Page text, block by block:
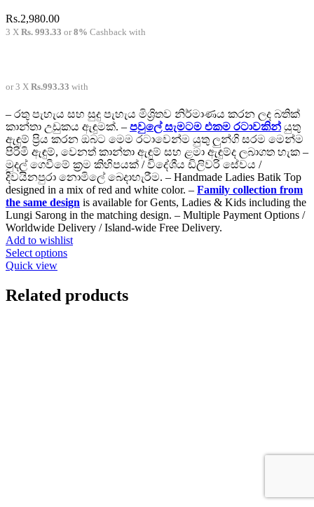
Rs.2,980.00
3 X Rs. 993.33 or8% Cashback with
or 3 X Rs.993.33 with
– රතු පැහැය සහ සුදු පැහැය මිශ්‍රිතව නිර්මාණය කරන ලද බතික්
කාන්තා උඩුකය ඇඳුමක්. – පවුලේ සැමටම එකම රටාවකින් යුතු
ඇඳුම් ප්‍රිය කරන ඔබට මෙම රටාවෙන්ම යුතු ලුන්ගි සරම මෙන්ම
පිරිමි ඇඳුම්, වෙනත් කාන්තා ඇඳුම් සහ ළමා ඇඳුම්ද ලබාගත හැක –
මුදල් ගෙවීමේ ක්‍රම කිහිපයක් / විදේශීය ඩිලිවරි සේවය /
දිවයිනපුරා නොමිලේ බෙදාහැරීම. – Handmade Ladies Batik Top
designed in a mix of red and white color. – Family collection from
the same design is available for Gents, Ladies & Kids including the
Lungi Sarong in the matching design. – Multiple Payment Options /
Worldwide Delivery / Island-wide Free Delivery.
Add to wishlist
Select optionsThis
multiple
variants.
Quick view
Related products